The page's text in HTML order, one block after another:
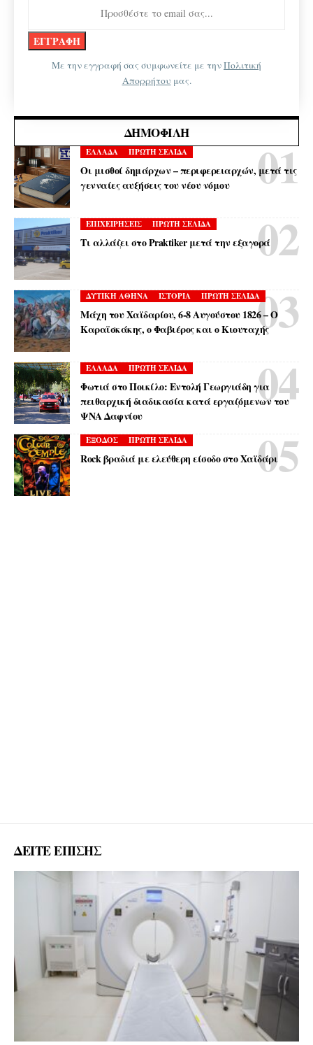
Με την εγγραφή σας συμφωνείτε με τηνΠολιτική
Απορρήτου μας.
ΔΗΜΟΦΙΛΉ
ΕΛΛΑΔΑ ΠΡΩΤΗ ΣΕΛΙΔΑ
Οι μισθοί δημάρχων – περιφερειαρχών, μετά τις
γενναίες αυξήσεις του νέου νόμου
ΕΠΙΧΕΙΡΗΣΕΙΣ ΠΡΩΤΗ ΣΕΛΙΔΑ
Τι αλλάζει στο Praktiker μετά την εξαγορά
ΔΥΤΙΚΗ ΑΘΗΝΑ ΙΣΤΟΡΙΑ ΠΡΩΤΗ ΣΕΛΙΔΑ
Μάχη του Χαϊδαρίου, 6-8 Αυγούστου 1826 – Ο
Καραϊσκάκης, ο Φαβιέρος και ο Κιουταχής
ΕΛΛΑΔΑ ΠΡΩΤΗ ΣΕΛΙΔΑ
Φωτιά στο Ποικίλο: Εντολή Γεωργιάδη για
πειθαρχική διαδικασία κατά εργαζόμενων του
ΨΝΑ Δαφνίου
ΕΞΟΔΟΣ ΠΡΩΤΗ ΣΕΛΙΔΑ
Rock βραδιά με ελεύθερη είσοδο στο Χαϊδάρι
ΔΕΙΤΕ ΕΠΙΣΗΣ